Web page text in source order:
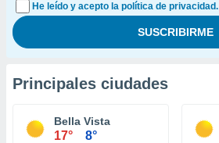
He leído y acepto la política de privacidad.
Principales ciudades
Bella Vista
17° 8°